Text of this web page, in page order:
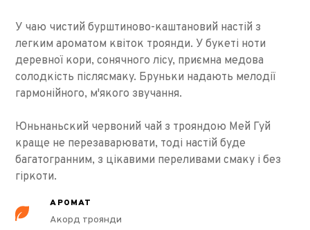
У чаю чистий бурштиново-каштановий настій з
легким ароматом квіток троянди. У букеті ноти
деревної кори, сонячного лісу, приємна медова
солодкість післясмаку. Бруньки надають мелодії
гармонійного, м'якого звучання.
Юньнаньский червоний чай з трояндою Мей Гуй
краще не перезаварювати, тоді настій буде
багатогранним, з цікавими переливами смаку і без
гіркоти.
АРОМАТ
Акорд троянди